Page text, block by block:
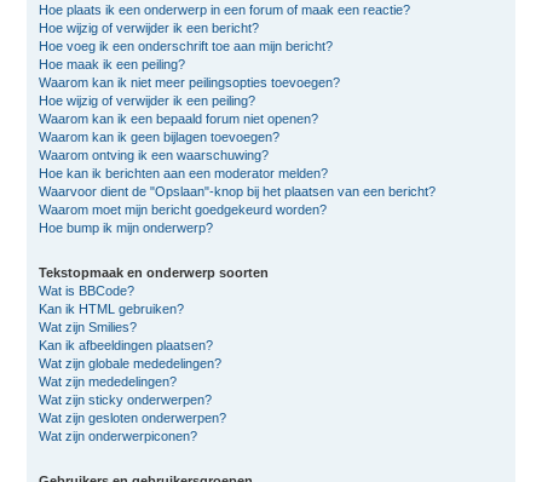
Hoe plaats ik een onderwerp in een forum of maak een reactie?
Hoe wijzig of verwijder ik een bericht?
Hoe voeg ik een onderschrift toe aan mijn bericht?
Hoe maak ik een peiling?
Waarom kan ik niet meer peilingsopties toevoegen?
Hoe wijzig of verwijder ik een peiling?
Waarom kan ik een bepaald forum niet openen?
Waarom kan ik geen bijlagen toevoegen?
Waarom ontving ik een waarschuwing?
Hoe kan ik berichten aan een moderator melden?
Waarvoor dient de "Opslaan"-knop bij het plaatsen van een bericht?
Waarom moet mijn bericht goedgekeurd worden?
Hoe bump ik mijn onderwerp?
Tekstopmaak en onderwerp soorten
Wat is BBCode?
Kan ik HTML gebruiken?
Wat zijn Smilies?
Kan ik afbeeldingen plaatsen?
Wat zijn globale mededelingen?
Wat zijn mededelingen?
Wat zijn sticky onderwerpen?
Wat zijn gesloten onderwerpen?
Wat zijn onderwerpiconen?